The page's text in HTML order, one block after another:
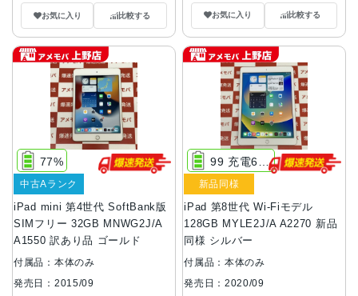
お気に入り 比較する お気に入り 比較する
iPad mini 第4世代 SoftBank版
SIMフリー 32GB MNWG2J/A
A1550 訳あり品 ゴールド
77%
中古Aランク
付属品：本体のみ
発売日：2015/09
iPad 第8世代 Wi-Fiモデル
128GB MYLE2J/A A2270 新品
同様 シルバー
99 充電68回
新品同様
付属品：本体のみ
発売日：2020/09